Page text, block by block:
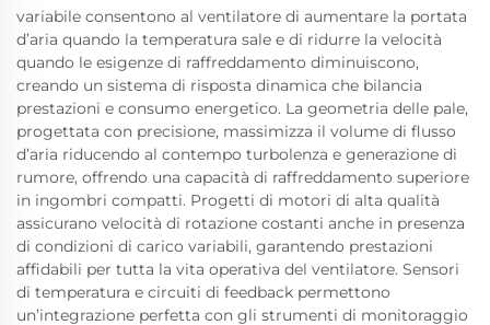
variabile consentono al ventilatore di aumentare la portata
d’aria quando la temperatura sale e di ridurre la velocità
quando le esigenze di raffreddamento diminuiscono,
creando un sistema di risposta dinamica che bilancia
prestazioni e consumo energetico. La geometria delle pale,
progettata con precisione, massimizza il volume di flusso
d’aria riducendo al contempo turbolenza e generazione di
rumore, offrendo una capacità di raffreddamento superiore
in ingombri compatti. Progetti di motori di alta qualità
assicurano velocità di rotazione costanti anche in presenza
di condizioni di carico variabili, garantendo prestazioni
affidabili per tutta la vita operativa del ventilatore. Sensori
di temperatura e circuiti di feedback permettono
un’integrazione perfetta con gli strumenti di monitoraggio